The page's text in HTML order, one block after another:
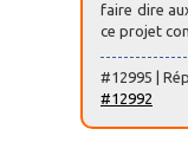
faire dire
ce projet
#12995 |
#12992